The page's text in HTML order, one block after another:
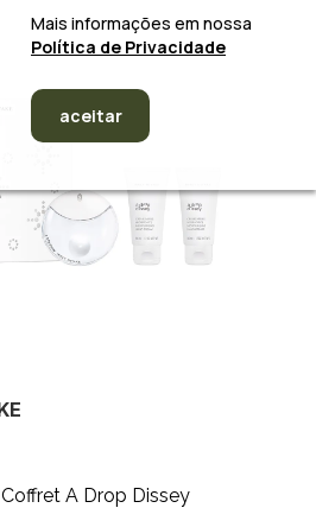
A Drop Dissey
Mais informações em nossa
Política de Privacidade
aceitar